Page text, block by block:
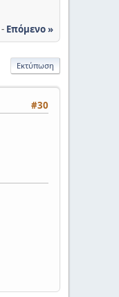
- Επόμενο »
Εκτύπωση
#30